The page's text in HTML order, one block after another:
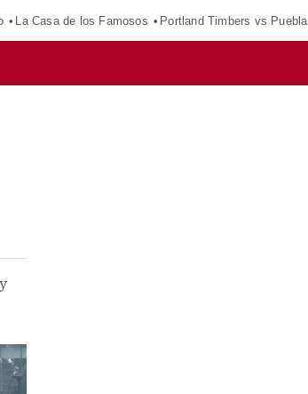
La Casa de los Famosos Portland Timbers vs Puebla